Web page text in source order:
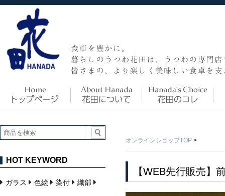
オンラインショップTOP >
【WEB先行販売】
HOT KEYWORD
ガラス 色絵 染付 織部